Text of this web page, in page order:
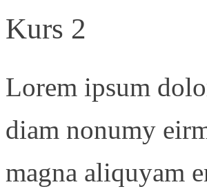
Kurs 2
Lorem ipsum
diam nonumy
magna aliquyam